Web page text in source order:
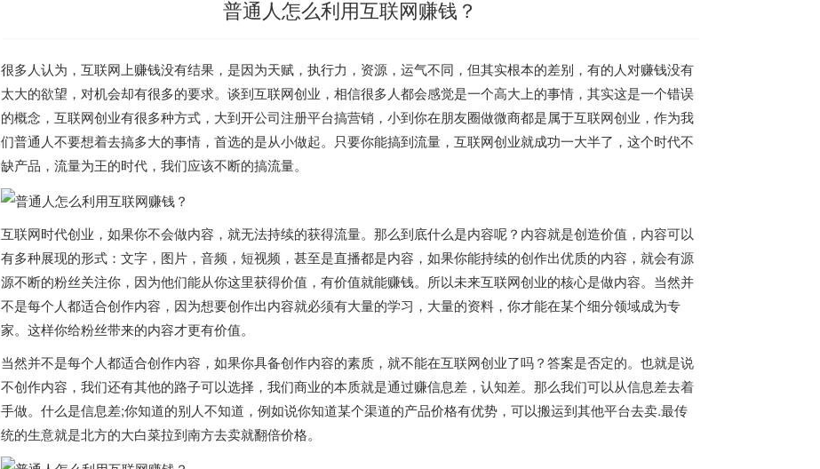
普通人怎么利用互联网赚钱？
很多人认为，互联网上赚钱没有结果，是因为天赋，执行力，资源，运气不同，但其实根本的差别，有的人对赚钱没有
太大的欲望，对机会却有很多的要求。谈到互联网创业，相信很多人都会感觉是一个高大上的事情，其实这是一个错误
的概念，互联网创业有很多种方式，大到开公司注册平台搞营销，小到你在朋友圈做微商都是属于互联网创业，作为我
们普通人不要想着去搞多大的事情，首选的是从小做起。只要你能搞到流量，互联网创业就成功一大半了，这个时代不
缺产品，流量为王的时代，我们应该不断的搞流量。
互联网时代创业，如果你不会做内容，就无法持续的获得流量。那么到底什么是内容呢？内容就是创造价值，内容可以
有多种展现的形式：文字，图片，音频，短视频，甚至是直播都是内容，如果你能持续的创作出优质的内容，就会有源
源不断的粉丝关注你，因为他们能从你这里获得价值，有价值就能赚钱。所以未来互联网创业的核心是做内容。当然并
不是每个人都适合创作内容，因为想要创作出内容就必须有大量的学习，大量的资料，你才能在某个细分领域成为专
家。这样你给粉丝带来的内容才更有价值。
当然并不是每个人都适合创作内容，如果你具备创作内容的素质，就不能在互联网创业了吗？答案是否定的。也就是说
不创作内容，我们还有其他的路子可以选择，我们商业的本质就是通过赚信息差，认知差。那么我们可以从信息差去着
手做。什么是信息差;你知道的别人不知道，例如说你知道某个渠道的产品价格有优势，可以搬运到其他平台去卖.最传
统的生意就是北方的大白菜拉到南方去卖就翻倍价格。